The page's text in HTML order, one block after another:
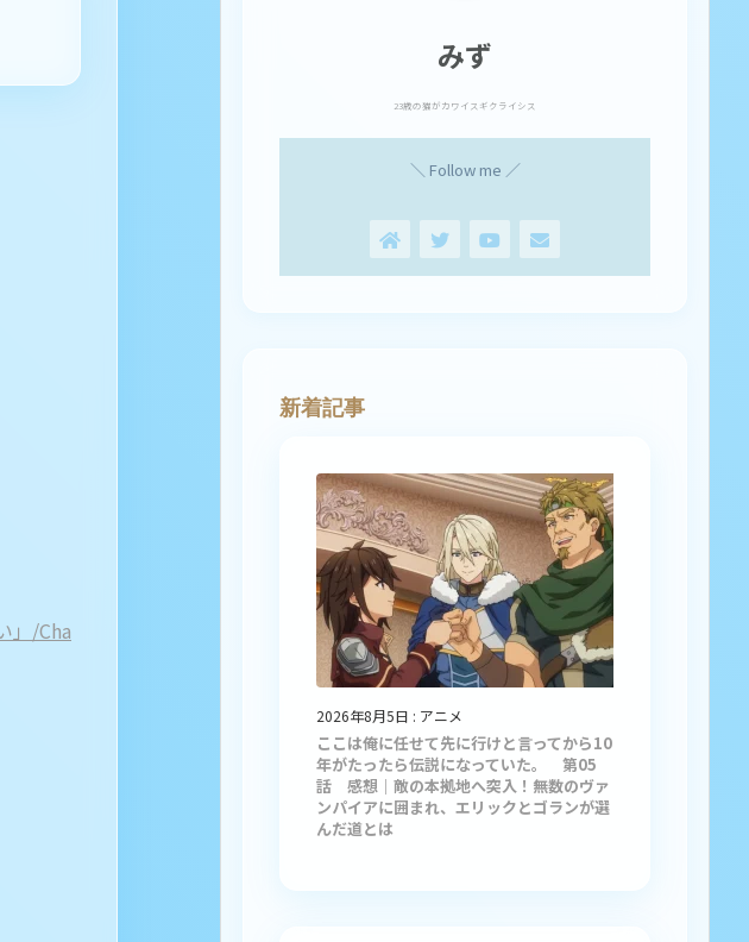
」/Cha
みず
23歳の猫がカワイスギクライシス
＼ Follow me ／
新着記事
2026年8月5日 : アニメ
ここは俺に任せて先に行けと言ってから10
年がたったら伝説になっていた。 第05
話 感想｜敵の本拠地へ突入！無数のヴァ
ンパイアに囲まれ、エリックとゴランが選
んだ道とは